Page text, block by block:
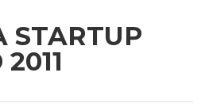
STARTUP